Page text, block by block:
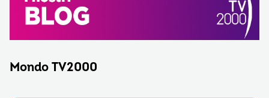
Mondo TV2000